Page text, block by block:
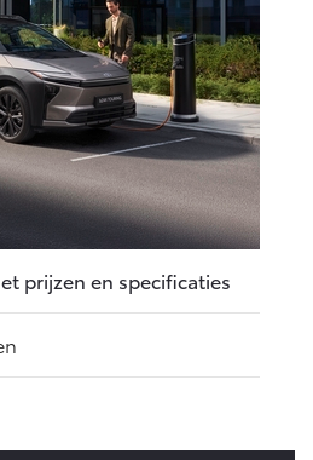
prijzen en specificaties